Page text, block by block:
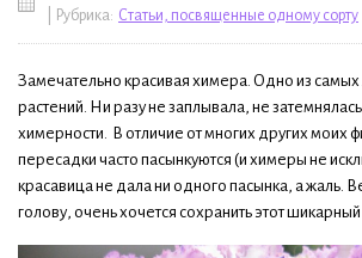
| Рубрика: Статьи, посвященные одному сорту
Замечательно красивая химера. Одно из
растений. Ни разу не заплывала, не
химерности. В отличие от многих других моих
пересадки часто пасынкуются (и химеры не
красавица не дала ни одного пасынка, а жаль.
голову, очень хочется сохранить этот шикарный